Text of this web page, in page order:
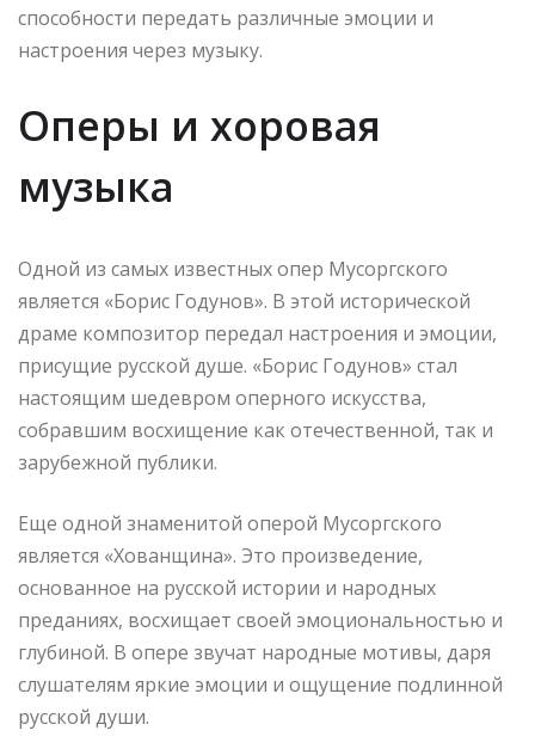
способности передать различные эмоции и
настроения через музыку.
Оперы и хоровая
музыка
Одной из самых известных опер Мусоргского
является «Борис Годунов». В этой исторической
драме композитор передал настроения и эмоции,
присущие русской душе. «Борис Годунов» стал
настоящим шедевром оперного искусства,
собравшим восхищение как отечественной, так и
зарубежной публики.
Еще одной знаменитой оперой Мусоргского
является «Хованщина». Это произведение,
основанное на русской истории и народных
преданиях, восхищает своей эмоциональностью и
глубиной. В опере звучат народные мотивы, даря
слушателям яркие эмоции и ощущение подлинной
русской души.